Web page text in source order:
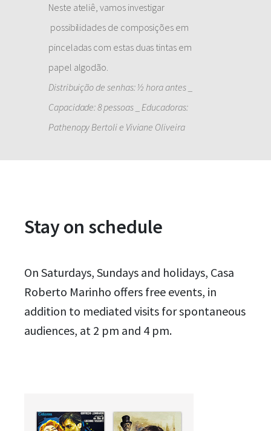
Neste ateliê, vamos investigar
possibilidades de composições em
pinceladas com estas duas tintas em
papel algodão.
Distribuição de senhas: ½ hora antes _
Capacidade: 8 pessoas _ Educadoras:
Pathenopy Bertoli e Viviane Oliveira
Stay on schedule
On Saturdays, Sundays and holidays, Casa
Roberto Marinho offers free events, in
addition to mediated visits for spontaneous
audiences, at 2 pm and 4 pm.